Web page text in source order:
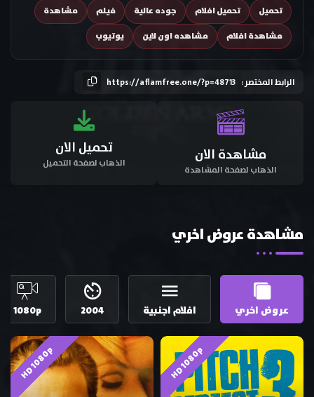
تحميل
تحميل افلام جوده عالية فيلم
مشاهدة
مشاهدة افلام
مشاهده اون لاين يوتيوب
الرابط المختصر : https://aflamfree.one/?p=48713
مشاهدة الان
الذهاب لصفحة المشاهدة
تحميل الان
الذهاب لصفحة التحميل
مشاهدة عروض اخري
عروض اخري افلام اجنبية 2004
1080p
HD 1080p
HD 1080p